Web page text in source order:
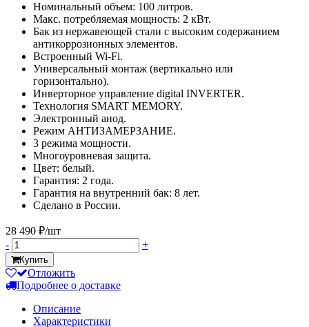
Номинальный объем: 100 литров.
Макс. потребляемая мощность: 2 кВт.
Бак из нержавеющей стали с высоким содержанием
антикоррозионных элементов.
Встроенный Wi-Fi.
Универсальный монтаж (вертикально или
горизонтально).
Инверторное управление digital INVERTER.
Технология SMART MEMORY.
Электронный анод.
Режим АНТИЗАМЕРЗАНИЕ.
3 режима мощности.
Многоуровневая защита.
Цвет: белый.
Гарантия: 2 года.
Гарантия на внутренний бак: 8 лет.
Сделано в России.
28 490 ₽/шт
-
+
Купить
Отложить
Подробнее о доставке
Описание
Характеристики